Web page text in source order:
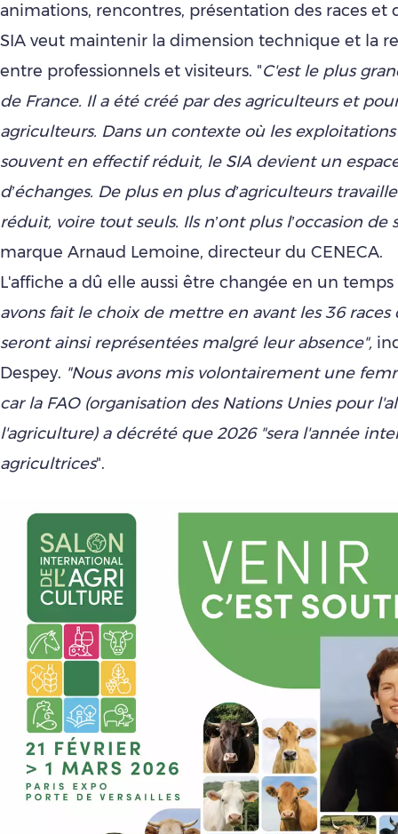
animations, rencontres, présentation des races et
SIA veut maintenir la dimension technique et la
entre professionnels et visiteurs. "C'est le plus
de France. Il a été créé par des agriculteurs et
agriculteurs. Dans un contexte où les
souvent en effectif réduit, le SIA devient un
d’échanges. De plus en plus d’agriculteurs
réduit, voire tout seuls. Ils n’ont plus l’occasion de
marque Arnaud Lemoine, directeur du CENECA.
L'affiche a dû elle aussi être changée en un temps
avons fait le choix de mettre en avant les 36 races
seront ainsi représentées malgré leur absence",
Despey. "Nous avons mis volontairement une
car la FAO (organisation des Nations Unies pour
l'agriculture) a décrété que 2026 "sera l'année
agricultrices".